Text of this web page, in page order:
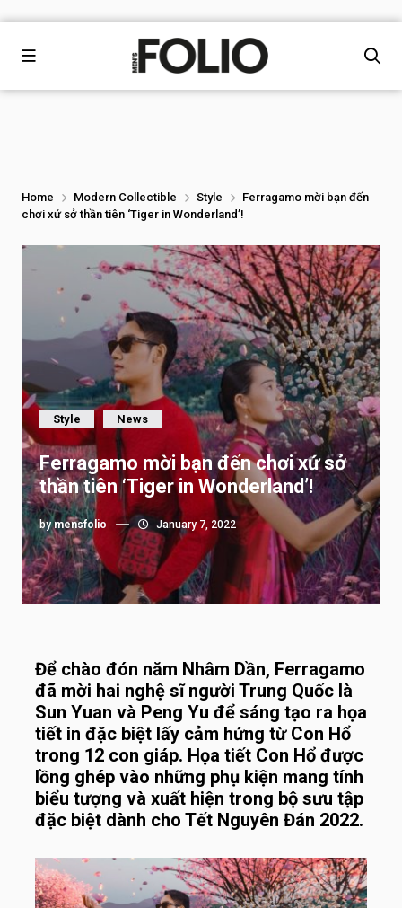
Home Modern Collectible Style
Ferragamo mời bạn đến
chơi xứ sở thần tiên ‘Tiger in Wonderland’!
Style News
Ferragamo mời bạn đến chơi xứ sở
thần tiên ‘Tiger in Wonderland’!
bymensfolio January 7, 2022
Để chào đón năm Nhâm Dần, Ferragamo
đã mời hai nghệ sĩ người Trung Quốc là
Sun Yuan và Peng Yu để sáng tạo ra họa
tiết in đặc biệt lấy cảm hứng từ Con Hổ
trong 12 con giáp. Họa tiết Con Hổ được
lồng ghép vào những phụ kiện mang tính
biểu tượng và xuất hiện trong bộ sưu tập
đặc biệt dành cho Tết Nguyên Đán 2022.